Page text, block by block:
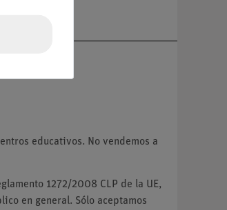
educativos. No vendemos a
1272/2008 CLP de la UE,
en general. Sólo aceptamos